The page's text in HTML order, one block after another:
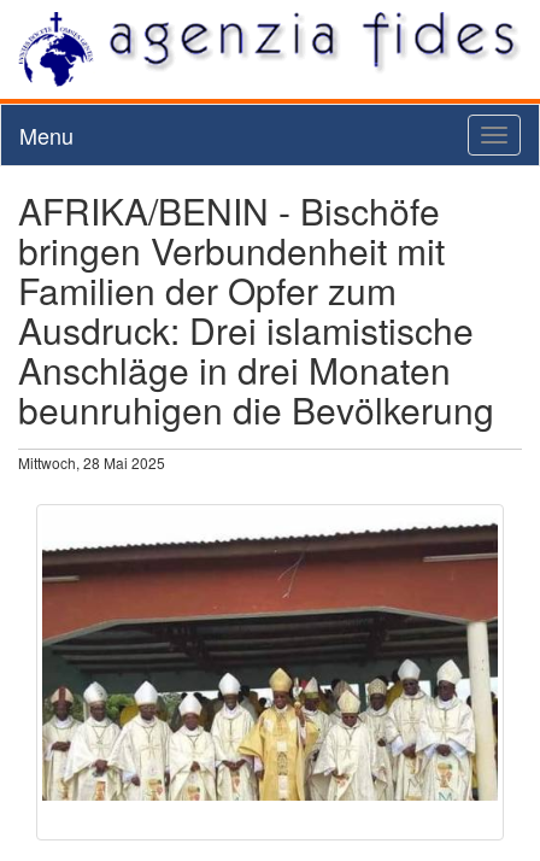
Menu
AFRIKA/BENIN - Bischöfe
bringen Verbundenheit mit
Familien der Opfer zum
Ausdruck: Drei islamistische
Anschläge in drei Monaten
beunruhigen die Bevölkerung
Mittwoch, 28 Mai 2025